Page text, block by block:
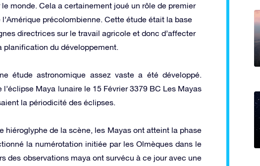
monde. Cela a certainement joué un rôle de premier
précolombienne. Cette étude était la base
directrices sur le travail agricole et donc d’affecter
planification du développement.
étude astronomique assez vaste a été développé.
Maya lunaire le 15 Février 3379 BC Les Mayas
la périodicité des éclipses.
de la scène, les Mayas ont atteint la phase
la numérotation initiée par les Olmèques dans le
des observations maya ont survécu à ce jour avec une